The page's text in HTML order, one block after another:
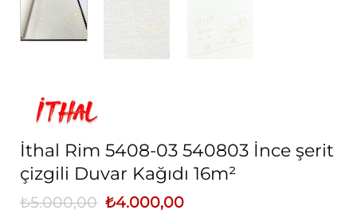
İthal Rim 5408-03 540803 İnce şerit
çizgili Duvar Kağıdı 16m²
₺5.000,00 Orijinal
₺4.000,00Şu